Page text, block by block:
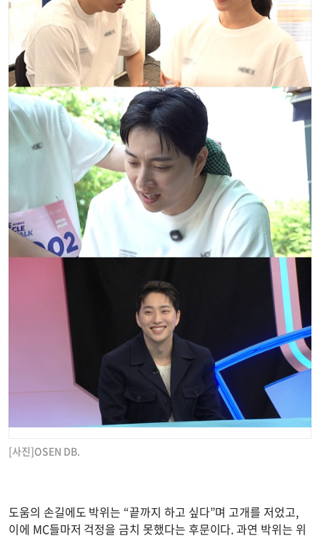
[사진]OSEN DB.
도움의 손길에도 박위는 “끝까지 하고 싶다”며 고개를 저었고,
이에 MC들마저 걱정을 금치 못했다는 후문이다. 과연 박위는 위